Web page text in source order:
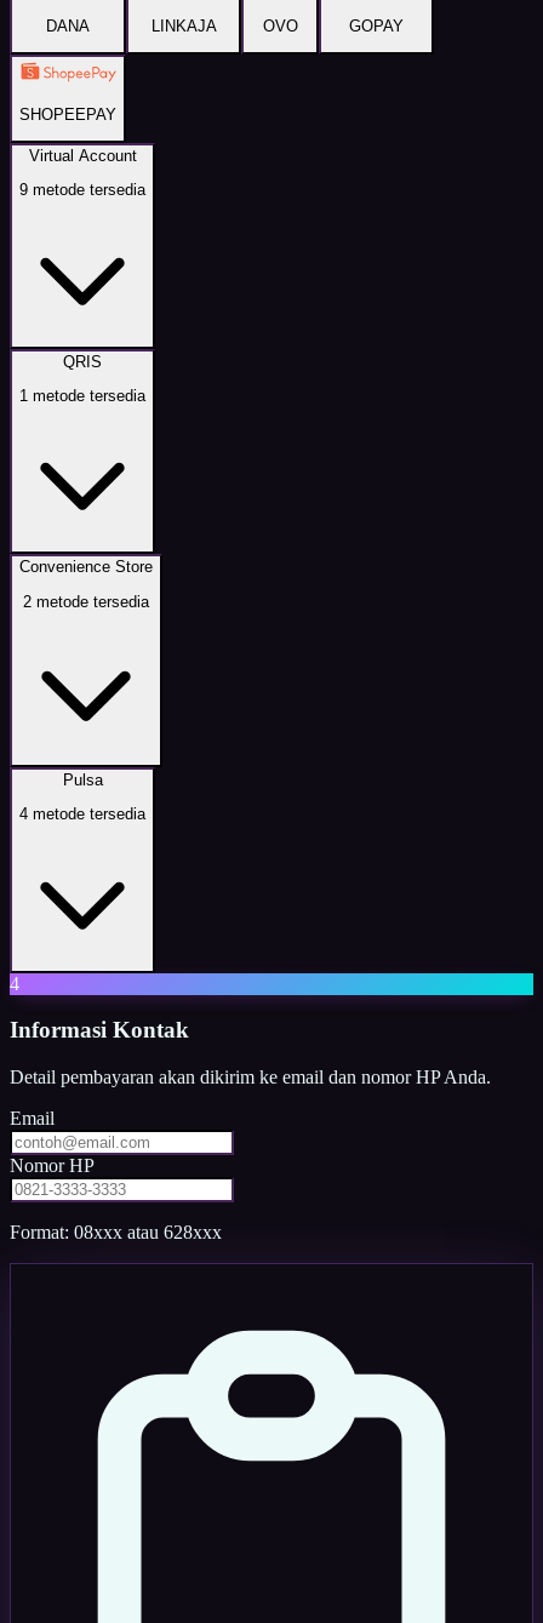
DANA LINKAJA OVO GOPAY
SHOPEEPAY
Virtual Account
9 metode tersedia
QRIS
1 metode tersedia
Convenience Store
2 metode tersedia
Pulsa
4 metode tersedia
4
Informasi Kontak
Detail pembayaran akan dikirim ke email dan nomor HP Anda.
Email
Nomor HP
Format: 08xxx atau 628xxx